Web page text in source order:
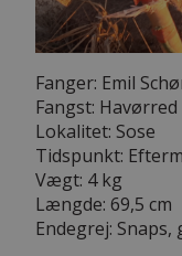
Fanger: Emil
Fangst: Havørred
Lokalitet: Sose
Tidspunkt:
Vægt: 4 kg
Længde: 69,5 cm
Endegrej: